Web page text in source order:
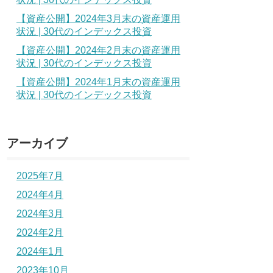
【資産公開】2024年3月末の資産運用
状況 | 30代のインデックス投資
【資産公開】2024年2月末の資産運用
状況 | 30代のインデックス投資
【資産公開】2024年1月末の資産運用
状況 | 30代のインデックス投資
アーカイブ
2025年7月
2024年4月
2024年3月
2024年2月
2024年1月
2023年10月